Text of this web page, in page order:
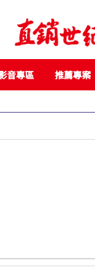
音專區 推薦專案